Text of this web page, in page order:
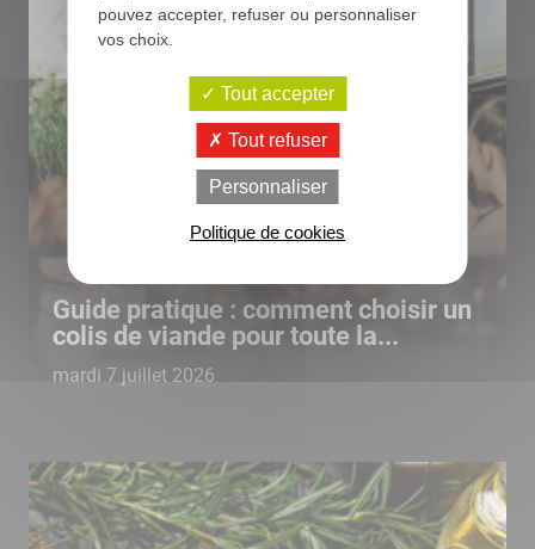
Guide pratique : comment choisir un
colis de viande pour toute la...
mardi 7 juillet 2026
pouvez accepter, refuser ou personnaliser
vos choix.
Tout accepter
Tout refuser
Personnaliser
Politique de cookies